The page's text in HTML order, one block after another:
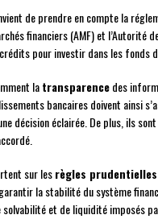
de prendre en compte la
financiers (AMF) et l’Autorité
pour investir dans les fonds
latransparencedes
bancaires doivent ainsi
décision éclairée. De plus, ils
sur lesrègles prudentielles
la stabilité du système
et de liquidité imposés